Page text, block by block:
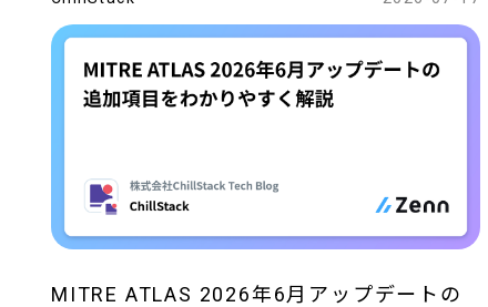
MITRE ATLAS 2026年6月アップデートの